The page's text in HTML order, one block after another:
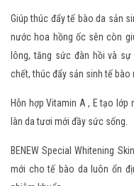
Giúp thúc đẩy tế bào da sản
nước hoa hồng ốc sên còn
lông, tăng sức đàn hồi và
chết, thúc đẩy sản sinh tế bào
Hỗn hợp Vitamin A , E tạo
làn da tươi mới đầy sức sống.
BENEW Special Whitening
mới cho tế bào da luôn ổn